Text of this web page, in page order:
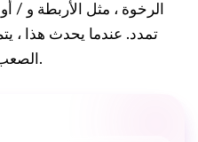
الرخوة ، مثل الأربطة و /
تمدد. عندما يحدث هذا ،
الصعب على المنطقة الملتوية الشفاء.